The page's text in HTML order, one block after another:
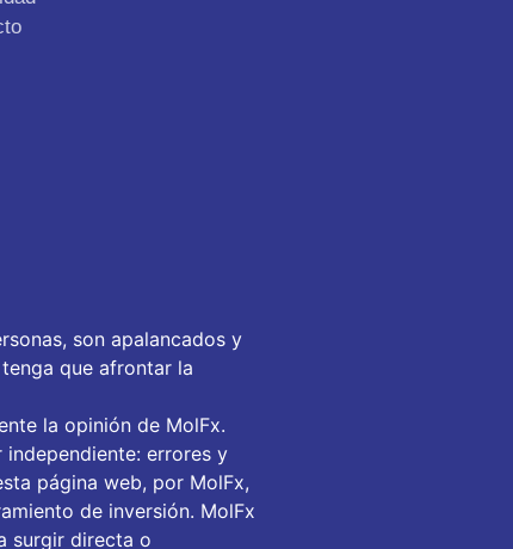
son apalancados y
que afrontar la
la opinión de MolFx.
errores y
página web, por MolFx,
de inversión. MolFx
surgir directa o